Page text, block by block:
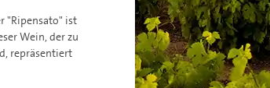
"Ripensato" ist
Wein, der zu
repräsentiert